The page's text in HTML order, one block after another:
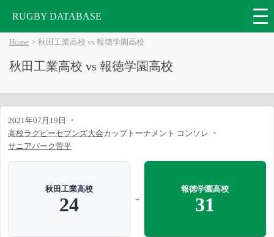
RUGBY DATABASE
Home 秋田工業高校 vs 報徳学園高校
秋田工業高校 vs 報徳学園高校
2021年07月19日
高校ラグビーセブンズ大会カップトーナメント コンソレ
サニアパーク菅平
秋田工業高校
24 -
報徳学園高校
31